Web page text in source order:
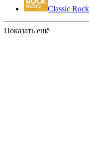
Classic
Показать ещё